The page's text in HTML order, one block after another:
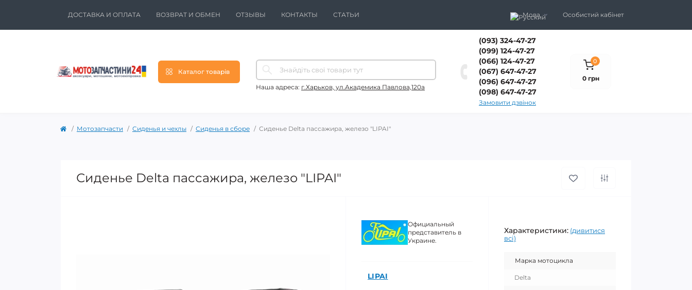
ДОСТАВКА И ОПЛАТА ВОЗВРАТ И ОБМЕН ОТЗЫВЫ КОНТАКТЫ СТАТЬИ Мова Особистий кабінет
Каталог товарів
Наша адреса: г.Харьков, ул.Академика Павлова,120а
(093) 324-47-27
(099) 124-47-27
(066) 124-47-27
(067) 647-47-27
(096) 647-47-27
(098) 647-47-27
Замовити дзвінок
0
0 грн
Мотозапчасти Сиденья и чехлы Сиденья в сборе Сиденье Delta пассажира, железо "LIPAI"
Сиденье Delta пассажира, железо "LIPAI"
Официальный
представитель в
Украине.
LIPAI
Характеристики: (дивитися
всі)
Марка мотоцикла
Delta